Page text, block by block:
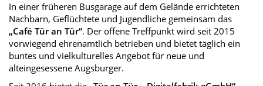
In einer früheren Busgarage auf dem Gelände errichteten
Nachbarn, Geflüchtete und Jugendliche gemeinsam das
„Café Tür an Tür“. Der offene Treffpunkt wird seit 2015
vorwiegend ehrenamtlich betrieben und bietet täglich ein
buntes und vielkulturelles Angebot für neue und
alteingesessene Augsburger.